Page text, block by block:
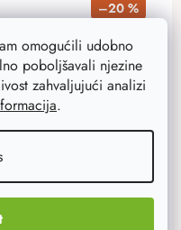
omogućili udobno
poboljšavali njezine
zahvaljujući analizi
.
–20 %